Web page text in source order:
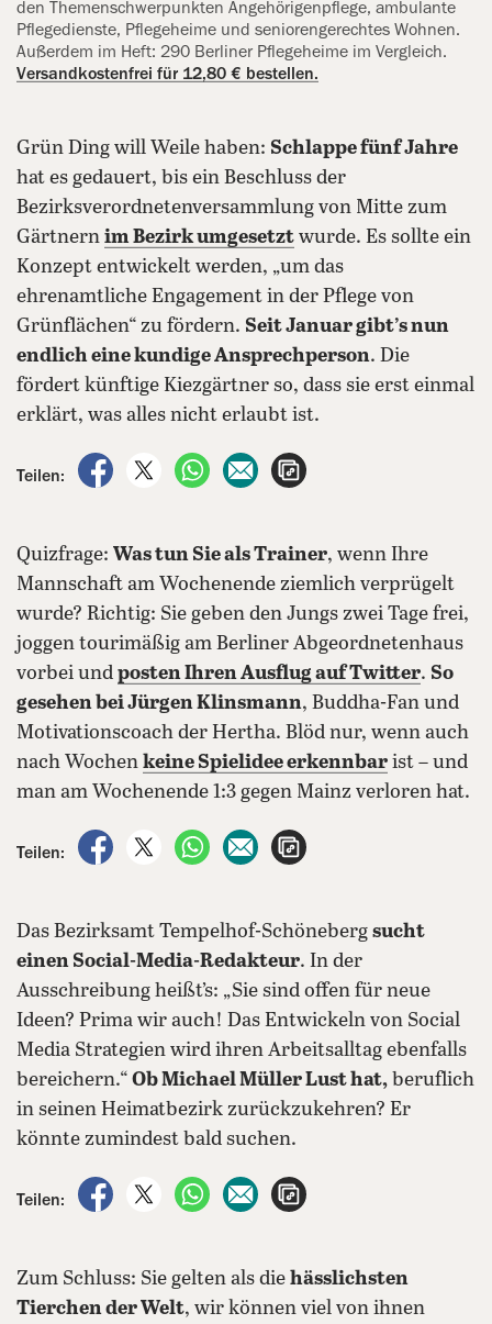
den Themenschwerpunkten Angehörigenpflege, ambulante
Pflegedienste, Pflegeheime und seniorengerechtes Wohnen.
Außerdem im Heft: 290 Berliner Pflegeheime im Vergleich.
Versandkostenfrei für 12,80 € bestellen.
Grün Ding will Weile haben: Schlappe fünf Jahre
hat es gedauert, bis ein Beschluss der
Bezirksverordnetenversammlung von Mitte zum
Gärtnern im Bezirk umgesetzt wurde. Es sollte ein
Konzept entwickelt werden, „um das
ehrenamtliche Engagement in der Pflege von
Grünflächen“ zu fördern. Seit Januar gibt’s nun
endlich eine kundige Ansprechperson. Die
fördert künftige Kiezgärtner so, dass sie erst einmal
erklärt, was alles nicht erlaubt ist.
Teilen:
auf Facebook teilen
auf X teilenper WhatsApp teilen
per E-Mail teilen
Quizfrage: Was tun Sie als Trainer, wenn Ihre
Mannschaft am Wochenende ziemlich verprügelt
wurde? Richtig: Sie geben den Jungs zwei Tage frei,
joggen tourimäßig am Berliner Abgeordnetenhaus
vorbei und posten Ihren Ausflug auf Twitter. So
gesehen bei Jürgen Klinsmann, Buddha-Fan und
Motivationscoach der Hertha. Blöd nur, wenn auch
nach Wochen keine Spielidee erkennbar ist – und
man am Wochenende 1:3 gegen Mainz verloren hat.
Teilen:
auf Facebook teilen
auf X teilenper WhatsApp teilen
per E-Mail teilen
Das Bezirksamt Tempelhof-Schöneberg sucht
einen Social-Media-Redakteur. In der
Ausschreibung heißt’s: „Sie sind offen für neue
Ideen? Prima wir auch! Das Entwickeln von Social
Media Strategien wird ihren Arbeitsalltag ebenfalls
bereichern.“ Ob Michael Müller Lust hat, beruflich
in seinen Heimatbezirk zurückzukehren? Er
könnte zumindest bald suchen.
Teilen:
auf Facebook teilen
auf X teilenper WhatsApp teilen
per E-Mail teilen
Zum Schluss: Sie gelten als die hässlichsten
Tierchen der Welt, wir können viel von ihnen